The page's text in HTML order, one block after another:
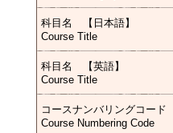
科目名 【日本語】
Course Title
科目名 【英語】
Course Title
コースナンバリングコード
Course Numbering Code